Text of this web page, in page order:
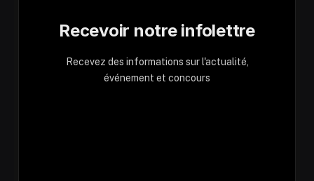
Recevoir notre infolettre
Recevez des informations sur l'actualité,
événement et concours